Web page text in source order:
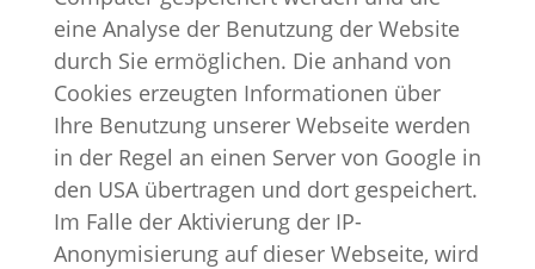
eine Analyse der Benutzung der Website
durch Sie ermöglichen. Die anhand von
Cookies erzeugten Informationen über
Ihre Benutzung unserer Webseite werden
in der Regel an einen Server von Google in
den USA übertragen und dort gespeichert.
Im Falle der Aktivierung der IP-
Anonymisierung auf dieser Webseite, wird